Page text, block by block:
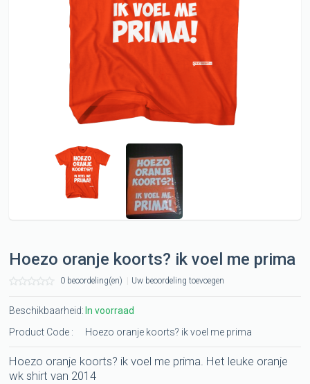
Hoezo oranje koorts? ik voel me prima
0 beoordeling(en) Uw beoordeling toevoegen
Beschikbaarheid: In voorraad
Product Code :
Hoezo oranje koorts? ik voel me prima
Hoezo oranje koorts? ik voel me prima. Het leuke oranje
wk shirt van 2014